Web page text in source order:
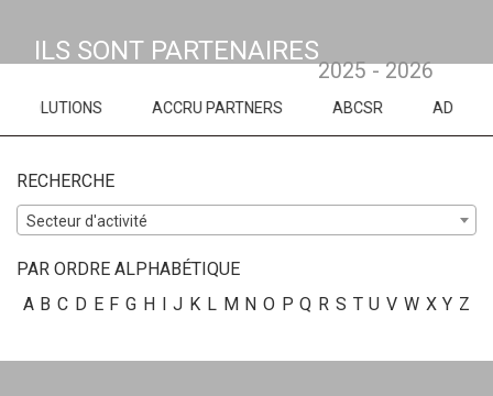
ILS SONT PARTENAIRES
2025 - 2026
ACCRU PARTNERS ABCSR ADN CONSEILS
RECHERCHE
Secteur d'activité
PAR ORDRE ALPHABÉTIQUE
A B C D E F G H I J K L M N O P Q R S T U V W X Y Z